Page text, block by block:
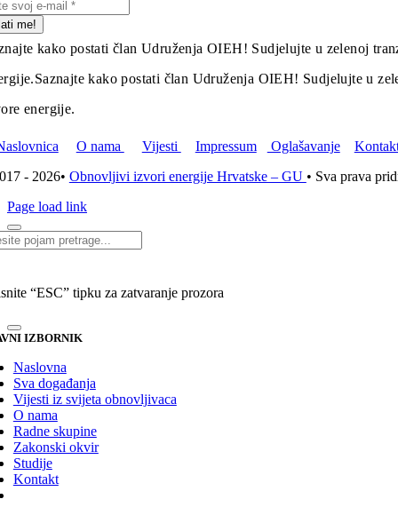
me!
kako postati član Udruženja OIEH! Sudjelujte u zelenoj
Saznajte kako postati član Udruženja OIEH! Sudjelujte u
energije.
O nama Vijesti Impressum Oglašavanje
- 2026• Obnovljivi izvori energije Hrvatske – GU • Sva prava
Page load link
“ESC” tipku za zatvaranje prozora
IZBORNIK
Naslovna
Sva događanja
Vijesti iz svijeta obnovljivaca
O nama
Radne skupine
Zakonski okvir
Studije
Kontakt